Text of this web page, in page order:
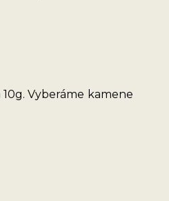
Vyberáme kamene